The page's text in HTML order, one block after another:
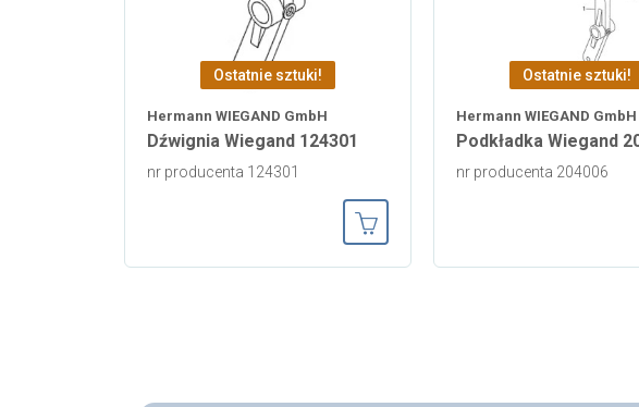
Ostatnie sztuki!
Hermann WIEGAND GmbH
Dźwignia Wiegand 124301
nr producenta 124301
Ostatnie sztuki!
Hermann WIEGAND GmbH
Podkładka Wiegand
nr producenta 204006